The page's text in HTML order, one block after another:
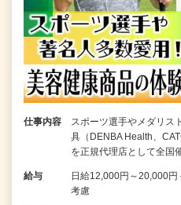
仕事内容
スポーツ選手やメダリス
具（DENBA Health、
を正規代理店として全国
給与
日給12,000円～20,000
考慮